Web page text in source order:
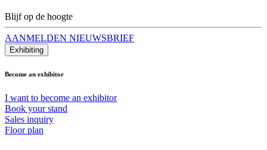
Blijf op de hoogte
AANMELDEN NIEUWSBRIEF
Exhibiting
Become an exhibitor
I want to become an exhibitor
Book your stand
Sales inquiry
Floor plan